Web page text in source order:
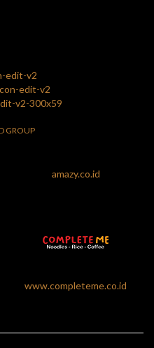
GROUP
amazy.co.id
www.completeme.co.id